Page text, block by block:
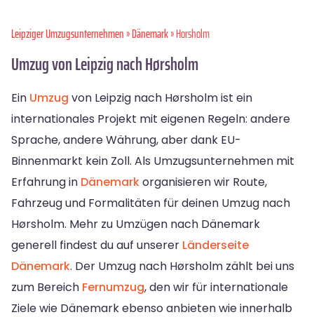
Leipziger Umzugsunternehmen»Dänemark» Horsholm
Umzug von Leipzig nach Hørsholm
Ein Umzug von Leipzig nach Hørsholm ist ein
internationales Projekt mit eigenen Regeln: andere
Sprache, andere Währung, aber dank EU-
Binnenmarkt kein Zoll. Als Umzugsunternehmen mit
Erfahrung in Dänemarkorganisieren wir Route,
Fahrzeug und Formalitäten für deinen Umzug nach
Hørsholm. Mehr zu Umzügen nach Dänemark
generell findest du auf unserer Länderseite
Dänemark. Der Umzug nach Hørsholm zählt bei uns
zum Bereich Fernumzug, den wir für internationale
Ziele wie Dänemark ebenso anbieten wie innerhalb